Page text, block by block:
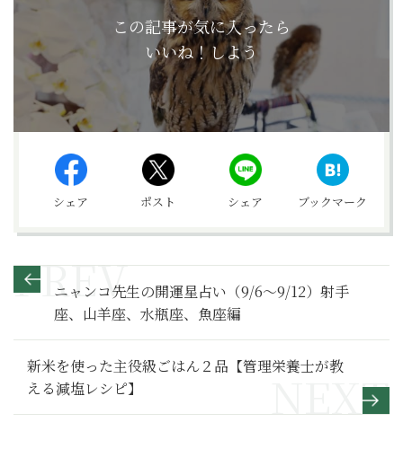
この記事が気に入ったら
いいね！しよう
シェア ポスト シェア ブックマーク
ニャンコ先生の開運星占い（9/6～9/12）射手
座、山羊座、水瓶座、魚座編
新米を使った主役級ごはん２品【管理栄養士が教
える減塩レシピ】